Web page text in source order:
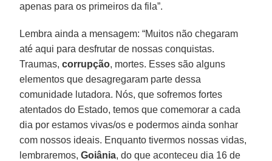
apenas para os primeiros da fila”.
Lembra ainda a mensagem: “Muitos não chegaram
até aqui para desfrutar de nossas conquistas.
Traumas,corrupção, mortes. Esses são alguns
elementos que desagregaram parte dessa
comunidade lutadora. Nós, que sofremos fortes
atentados do Estado, temos que comemorar a cada
dia por estamos vivas/os e podermos ainda sonhar
com nossos ideais. Enquanto tivermos nossas vidas,
lembraremos,Goiânia, do que aconteceu dia 16 de